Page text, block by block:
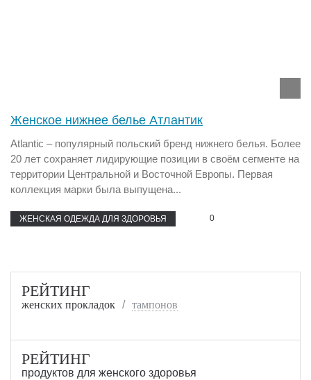
Женское нижнее белье Атлантик
Atlantic – популярный польский бренд нижнего белья. Более
20 лет сохраняет лидирующие позиции в своём сегменте на
территории Центральной и Восточной Европы. Первая
коллекция марки была выпущена...
ЖЕНСКАЯ ОДЕЖДА ДЛЯ ЗДОРОВЬЯ 0
РЕЙТИНГ
женских прокладок тампонов
РЕЙТИНГ
продуктов для женского здоровья